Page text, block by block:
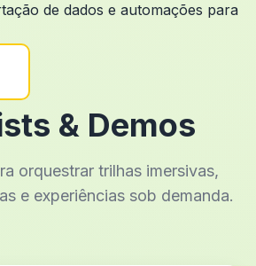
de dados e automações para
& Demos
orquestrar trilhas imersivas,
e experiências sob demanda.